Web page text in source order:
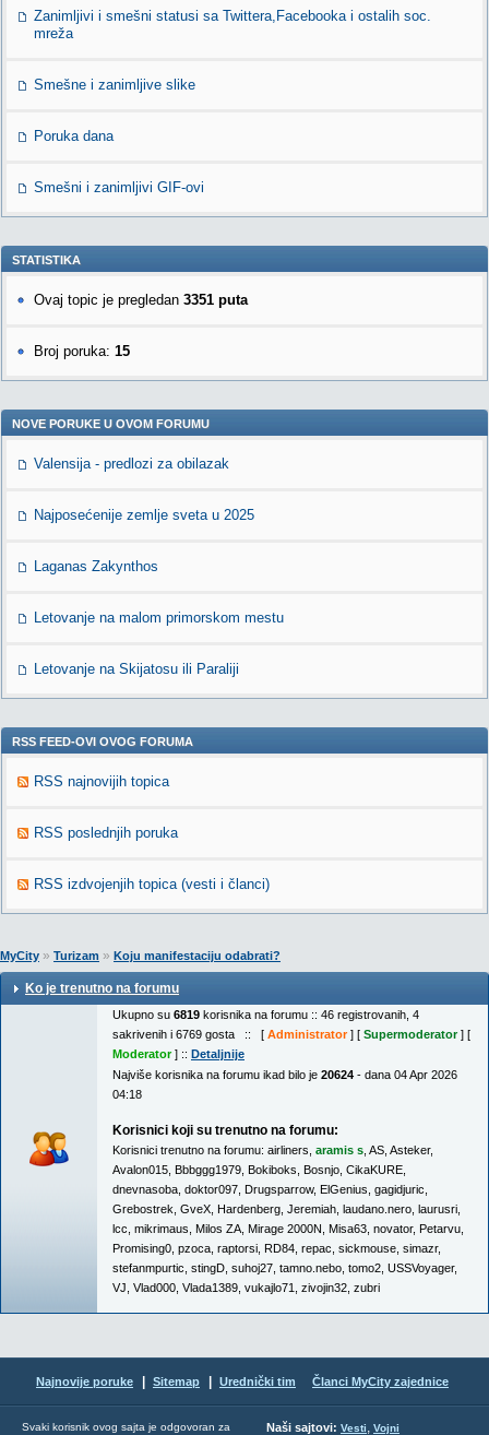
Zanimljivi i smešni statusi sa Twittera,Facebooka i ostalih soc.
mreža
Smešne i zanimljive slike
Poruka dana
Smešni i zanimljivi GIF-ovi
STATISTIKA
Ovaj topic je pregledan 3351 puta
Broj poruka: 15
NOVE PORUKE U OVOM FORUMU
Valensija - predlozi za obilazak
Najposećenije zemlje sveta u 2025
Laganas Zakynthos
Letovanje na malom primorskom mestu
Letovanje na Skijatosu ili Paraliji
RSS FEED-OVI OVOG FORUMA
RSS najnovijih topica
RSS poslednjih poruka
RSS izdvojenjih topica (vesti i članci)
MyCity » Turizam » Koju manifestaciju odabrati?
Ko je trenutno na forumu
Ukupno su 6819 korisnika na forumu :: 46 registrovanih, 4
sakrivenih i 6769 gosta :: [ Administrator] [ Supermoderator] [
Moderator] :: Detaljnije
Najviše korisnika na forumu ikad bilo je 20624 - dana 04 Apr 2026
04:18
Korisnici koji su trenutno na forumu:
Korisnici trenutno na forumu: airliners aramis s AS Asteker,
Avalon015 Bbbggg1979 Bokiboks Bosnjo CikaKURE
dnevnasoba doktor097 Drugsparrow, ElGenius gagidjuric
Grebostrek GveX Hardenberg Jeremiah laudano.nero laurusri
lcc mikrimaus Milos ZA Mirage 2000N Misa63 novator, Petarvu
Promising0 pzoca raptorsi RD84 repac sickmouse simazr,
stefanmpurtic stingD suhoj27 tamno.nebo tomo2 USSVoyager,
VJ Vlad000 Vlada1389 vukajlo71 zivojin32 zubri
Najnovije poruke Sitemap Urednički tim Članci MyCity zajednice
Svaki korisnik ovog sajta je odgovoran za Naši sajtovi: Vesti, Vojni